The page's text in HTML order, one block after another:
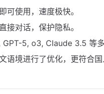
可使用，速度极快。
接对话，保护隐私。
5, o3, Claude 3.5 等多
语境进行了优化，更符合国